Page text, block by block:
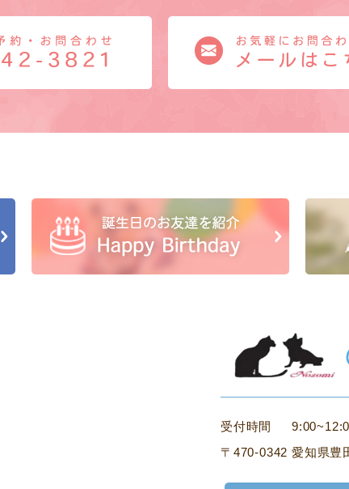
受付時間
〒470-0342愛知県豊